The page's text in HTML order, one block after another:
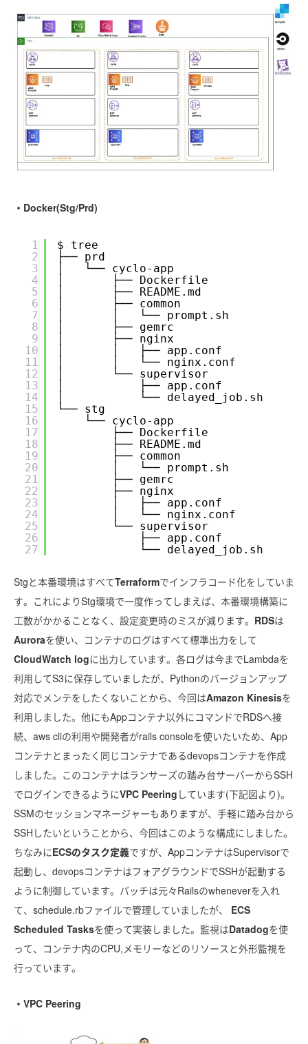
・Docker(Stg/Prd)
1
2
3
4
5
6
7
8
9
10
11
12
13
14
15
16
17
18
19
20
21
22
23
24
25
26
27
$ tree
├── prd
│   └── cyclo-app
│       ├── Dockerfile
│       ├── README.md
│       ├── common
│       │   └── prompt.sh
│       ├── gemrc
│       ├── nginx
│       │   ├── app.conf
│       │   └── nginx.conf
│       └── supervisor
│           ├── app.conf
│           └── delayed_job.sh
└── stg
└── cyclo-app
├── Dockerfile
├── README.md
├── common
│   └── prompt.sh
├── gemrc
├── nginx
│   ├── app.conf
│   └── nginx.conf
└── supervisor
├── app.conf
└── delayed_job.sh
Stgと本番環境はすべてTerraformでインフラコード化をしていま
す。これによりStg環境で一度作ってしまえば、本番環境構築に
工数がかかることなく、設定変更時のミスが減ります。 RDSは
Auroraを使い、コンテナのログはすべて標準出力をして
CloudWatch logに出力しています。各ログは今までLambdaを
利用してS3に保存していましたが、Pythonのバージョンアップ
対応でメンテをしたくないことから、今回はAmazon Kinesisを
利用しました。他にもAppコンテナ以外にコマンドでRDSへ接
続、aws cliの利用や開発者がrails consoleを使いたいため、App
コンテナとまったく同じコンテナであるdevopsコンテナを作成
しました。このコンテナはランサーズの踏み台サーバーからSSH
でログインできるようにVPC Peering しています(下記図より)。
SSMのセッションマネージャーもありますが、手軽に踏み台から
SSHしたいということから、今回はこのような構成にしました。
ちなみにECSのタスク定義ですが、AppコンテナはSupervisorで
起動し、devopsコンテナはフォアグラウンドでSSHが起動する
ように制御しています。バッチは元々Railsのwheneverを入れ
て、schedule.rbファイルで管理していましたが、 ECS
Scheduled Tasksを使って実装しました。監視はDatadogを使
って、コンテナ内のCPU,メモリーなどのリソースと外形監視を
行っています。
・VPC Peering